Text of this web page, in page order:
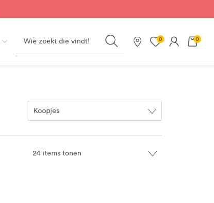
Search
Onze winkels
0 0